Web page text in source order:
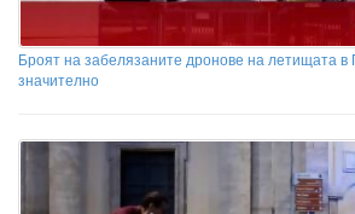
Броят на забелязаните дронове на летищата
значително